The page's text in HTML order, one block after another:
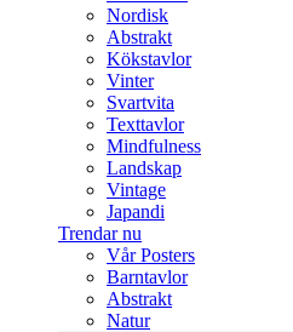
Nordisk
Abstrakt
Kökstavlor
Vinter
Svartvita
Texttavlor
Mindfulness
Landskap
Vintage
Japandi
Trendar nu
Vår Posters
Barntavlor
Abstrakt
Natur